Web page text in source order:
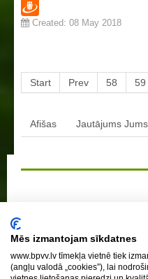
Twitter
Draugiem
Created: 08 May 2018
Start Prev 58 59
Afišas Jautājums
Mēs izmantojam sīkdatnes
www.bpvv.lv tīmekļa vietnē tiek
(angļu valodā „cookies”), lai